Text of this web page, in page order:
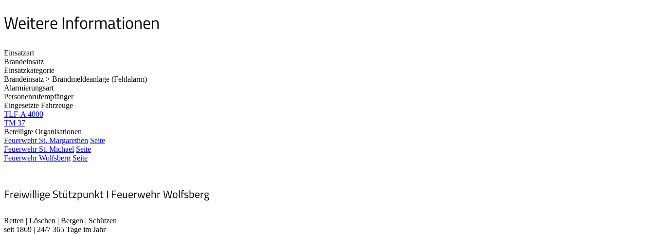
Weitere Informationen
Einsatzart
Brandeinsatz
Einsatzkategorie
Brandeinsatz > Brandmeldeanlage (Fehlalarm)
Alarmierungsart
Personenrufempfänger
Eingesetzte Fahrzeuge
TLF-A 4000
TM 37
Beteiligte Organisationen
Feuerwehr St. Margarethen Seite
Feuerwehr St. Michael Seite
Feuerwehr Wolfsberg Seite
Freiwillige Stützpunkt I Feuerwehr Wolfsberg
Retten | Löschen | Bergen | Schützen
seit 1869 | 24/7 365 Tage im Jahr